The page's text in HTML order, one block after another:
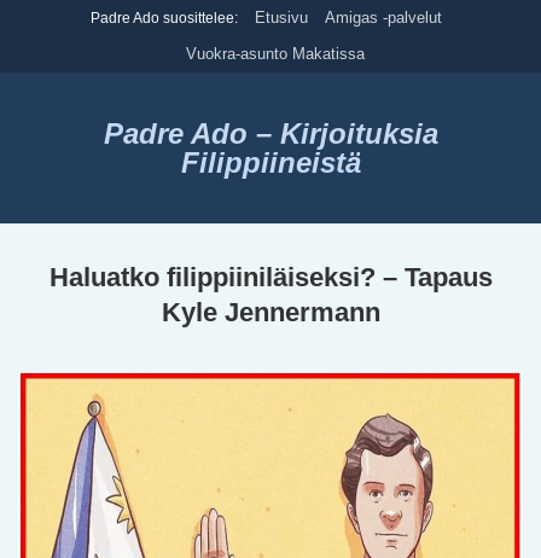
Padre Ado suosittelee: Etusivu
Amigas -palvelut
Vuokra-asunto Makatissa
Padre Ado – Kirjoituksia
Filippiineistä
Haluatko filippiiniläiseksi? – Tapaus
Kyle Jennermann